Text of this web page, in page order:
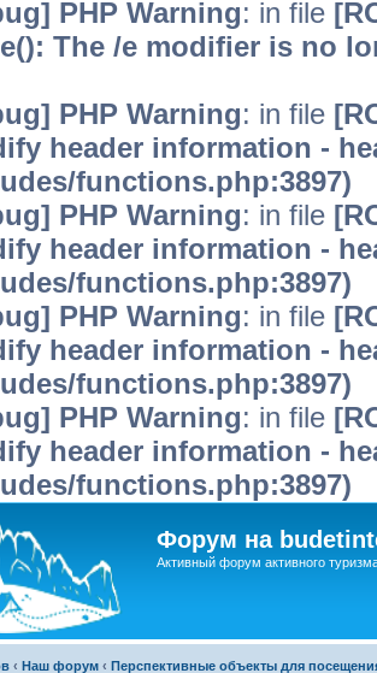
PHP Warning: in file
The /e modifier is no
PHP Warning: in file
header information -
functions.php:3897)
PHP Warning: in file
header information -
functions.php:3897)
PHP Warning: in file
header information -
functions.php:3897)
PHP Warning: in file
header information -
functions.php:3897)
Форум на
Активный форум активного
‹ Наш форум ‹ Перспективные объекты для